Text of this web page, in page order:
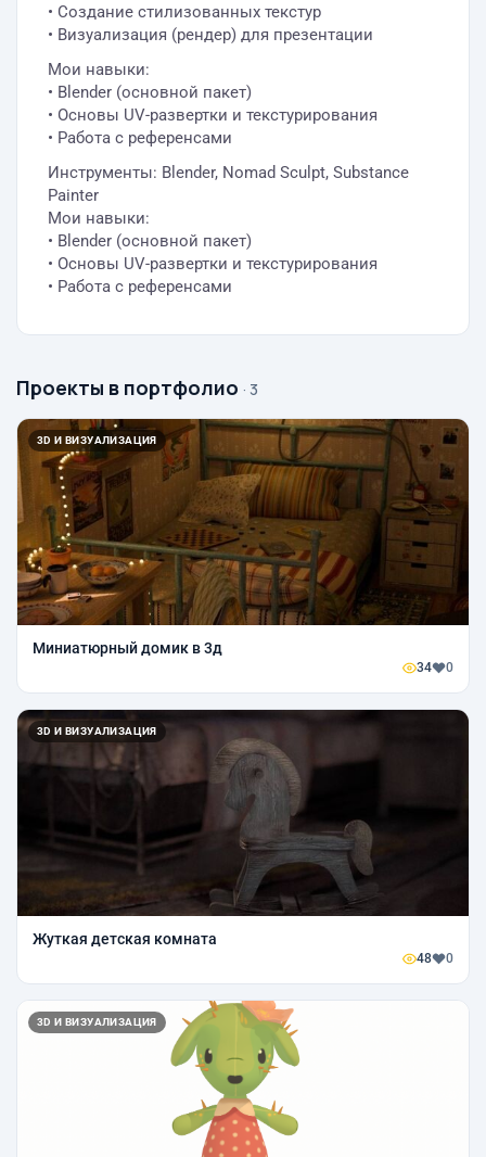
• Создание стилизованных текстур
• Визуализация (рендер) для презентации
Мои навыки:
• Blender (основной пакет)
• Основы UV-развертки и текстурирования
• Работа с референсами
Инструменты: Blender, Nomad Sculpt, Substance
Painter
Мои навыки:
• Blender (основной пакет)
• Основы UV-развертки и текстурирования
• Работа с референсами
Проекты в портфолио · 3
3D И ВИЗУАЛИЗАЦИЯ
Миниатюрный домик в 3д
34 0
3D И ВИЗУАЛИЗАЦИЯ
Жуткая детская комната
48 0
3D И ВИЗУАЛИЗАЦИЯ